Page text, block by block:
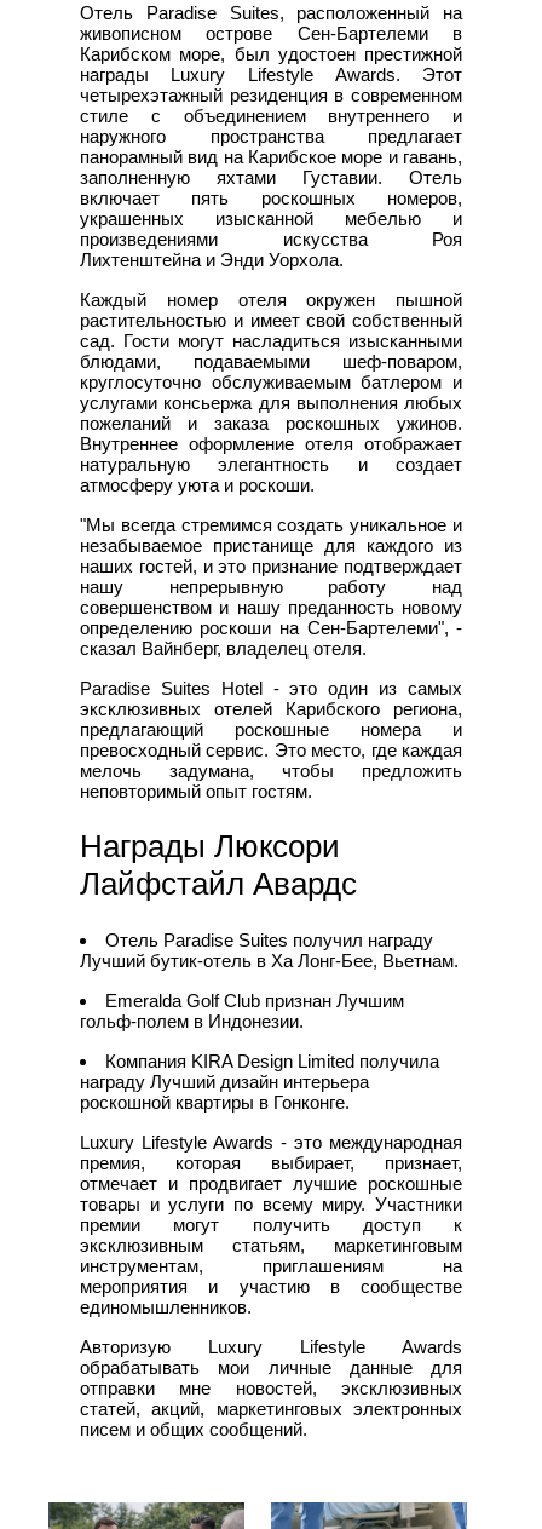
Отель Paradise Suites, расположенный на
живописном острове Сен-Бартелеми в
Карибском море, был удостоен престижной
награды Luxury Lifestyle Awards. Этот
четырехэтажный резиденция в современном
стиле с объединением внутреннего и
наружного пространства предлагает
панорамный вид на Карибское море и гавань,
заполненную яхтами Густавии. Отель
включает пять роскошных номеров,
украшенных изысканной мебелью и
произведениями искусства Роя
Лихтенштейна и Энди Уорхола.
Каждый номер отеля окружен пышной
растительностью и имеет свой собственный
сад. Гости могут насладиться изысканными
блюдами, подаваемыми шеф-поваром,
круглосуточно обслуживаемым батлером и
услугами консьержа для выполнения любых
пожеланий и заказа роскошных ужинов.
Внутреннее оформление отеля отображает
натуральную элегантность и создает
атмосферу уюта и роскоши.
"Мы всегда стремимся создать уникальное и
незабываемое пристанище для каждого из
наших гостей, и это признание подтверждает
нашу непрерывную работу над
совершенством и нашу преданность новому
определению роскоши на Сен-Бартелеми", -
сказал Вайнберг, владелец отеля.
Paradise Suites Hotel - это один из самых
эксклюзивных отелей Карибского региона,
предлагающий роскошные номера и
превосходный сервис. Это место, где каждая
мелочь задумана, чтобы предложить
неповторимый опыт гостям.
Награды Люксори
Лайфстайл Авардс
Отель Paradise Suites получил награду
Лучший бутик-отель в Ха Лонг-Бее, Вьетнам.
Emeralda Golf Club признан Лучшим
гольф-полем в Индонезии.
Компания KIRA Design Limited получила
награду Лучший дизайн интерьера
роскошной квартиры в Гонконге.
Luxury Lifestyle Awards - это международная
премия, которая выбирает, признает,
отмечает и продвигает лучшие роскошные
товары и услуги по всему миру. Участники
премии могут получить доступ к
эксклюзивным статьям, маркетинговым
инструментам, приглашениям на
мероприятия и участию в сообществе
единомышленников.
Авторизую Luxury Lifestyle Awards
обрабатывать мои личные данные для
отправки мне новостей, эксклюзивных
статей, акций, маркетинговых электронных
писем и общих сообщений.